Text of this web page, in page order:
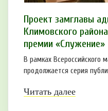
Проект замглавы
Климовского
премии «Служение»
В рамках Всероссийского
продолжается серия
Читать далее